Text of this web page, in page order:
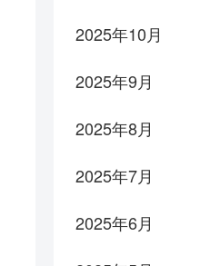
2025年10月
2025年9月
2025年8月
2025年7月
2025年6月